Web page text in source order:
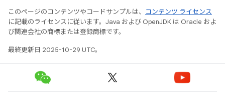
このページのコンテンツやコードサンプルは、
コンテンツ ライセンス
に記載のライセンスに従います。Java および OpenJDK は Oracle およ
び関連会社の商標または登録商標です。
最終更新日 2025-10-29 UTC。